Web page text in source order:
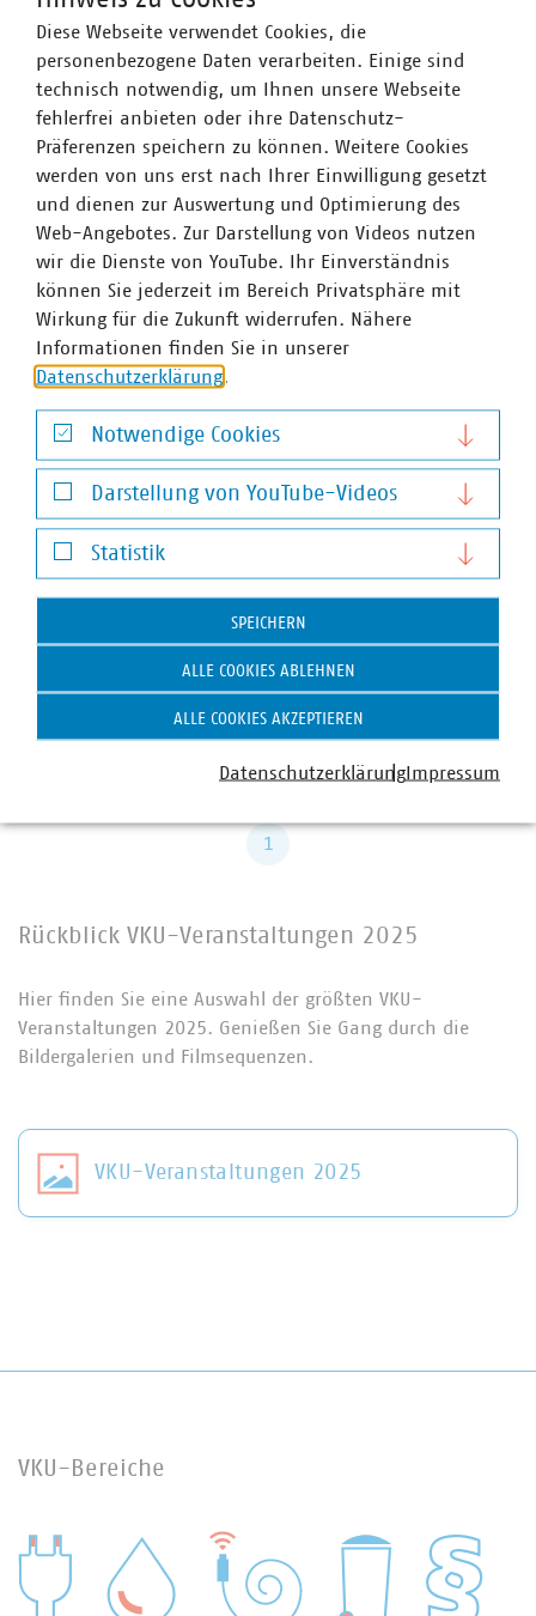
Sept. 2026
VKU-Stadtwerkekongress 2026
16. / 17. Sept. 2026, Berlin
Seit mehr als 25 Jahren ist der VKU-Stadtwerkekongress®
Fixtermin für die Entscheider:innen der…
JETZT ANMELDEN
Download
13 – 15
Okt. 2026
Smart Country Convention 2026
Das führende Event für den digitalen Staat und
öffentliche Dienste. Die SCCON ein Muss für alle…
Download
1
Rückblick VKU-Veranstaltungen 2025
Hier finden Sie eine Auswahl der größten VKU-
Veranstaltungen 2025. Genießen Sie Gang durch die
Bildergalerien und Filmsequenzen.
VKU-Veranstaltungen 2025
VKU-Bereiche
Diese Webseite verwendet Cookies, die
personenbezogene Daten verarbeiten. Einige sind
technisch notwendig, um Ihnen unsere Webseite
fehlerfrei anbieten oder ihre Datenschutz-
Präferenzen speichern zu können. Weitere Cookies
werden von uns erst nach Ihrer Einwilligung gesetzt
und dienen zur Auswertung und Optimierung des
Web-Angebotes. Zur Darstellung von Videos nutzen
wir die Dienste von YouTube. Ihr Einverständnis
können Sie jederzeit im Bereich Privatsphäre mit
Wirkung für die Zukunft widerrufen. Nähere
Informationen finden Sie in unserer
Datenschutzerklärung
Notwendige Cookies
Notwendige Cookies
Darstellung von YouTube-Videos
Darstellung von YouTube-Videos
Statistik
Statistik
SPEICHERN
ALLE COOKIES ABLEHNEN
ALLE COOKIES AKZEPTIEREN
DatenschutzerklärungImpressum